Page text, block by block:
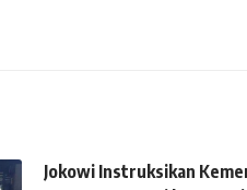
Jokowi Instruksikan